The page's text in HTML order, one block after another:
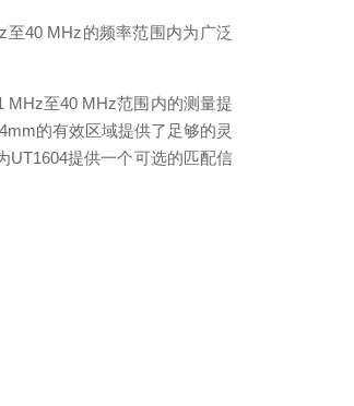
40 MHz的频率范围内为广泛
MHz至40 MHz范围内的测量提
的有效区域提供了足够的灵
UT1604提供一个可选的匹配信